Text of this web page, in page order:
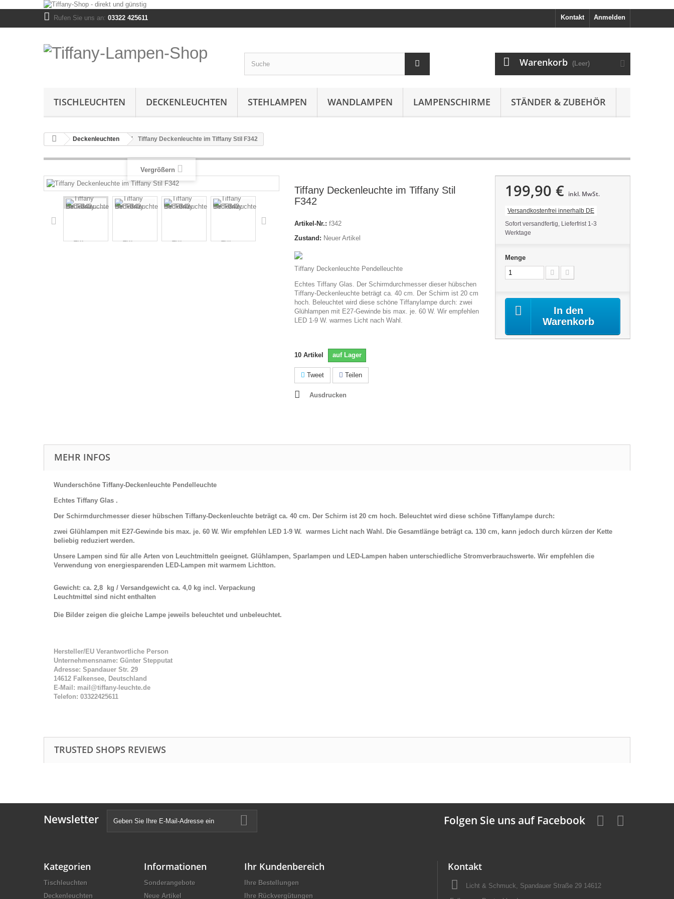
Anmelden
Kontakt
Rufen Sie uns an: 03322 425611
Warenkorb (Leer)
TISCHLEUCHTEN DECKENLEUCHTEN STEHLAMPEN WANDLAMPEN LAMPENSCHIRME STÄNDER & ZUBEHÖR
Deckenleuchten Tiffany Deckenleuchte im Tiffany Stil F342
Vergrößern
Tiffany Deckenleuchte im Tiffany Stil
F342
Artikel-Nr.: f342
Zustand: Neuer Artikel
Tiffany Deckenleuchte Pendelleuchte
Echtes Tiffany Glas. Der Schirmdurchmesser dieser hübschen
Tiffany-Deckenleuchte beträgt ca. 40 cm. Der Schirm ist 20 cm
hoch. Beleuchtet wird diese schöne Tiffanylampe durch: zwei
Glühlampen mit E27-Gewinde bis max. je. 60 W. Wir empfehlen
LED 1-9 W. warmes Licht nach Wahl.
10 Artikel auf Lager
Tweet Teilen
Ausdrucken
199,90 € inkl. MwSt.
Versandkostenfrei innerhalb DE
Sofort versandfertig, Lieferfrist 1-3
Werktage
Menge
In den
Warenkorb
MEHR INFOS
Wunderschöne Tiffany-Deckenleuchte Pendelleuchte
Echtes Tiffany Glas .
Der Schirmdurchmesser dieser hübschen Tiffany-Deckenleuchte beträgt ca. 40 cm. Der Schirm ist 20 cm hoch. Beleuchtet wird diese schöne Tiffanylampe durch:
zwei Glühlampen mit E27-Gewinde bis max. je. 60 W. Wir empfehlen LED 1-9 W. warmes Licht nach Wahl. Die Gesamtlänge beträgt ca. 130 cm, kann jedoch durch kürzen der Kette
beliebig reduziert werden.
Unsere Lampen sind für alle Arten von Leuchtmitteln geeignet. Glühlampen, Sparlampen und LED-Lampen haben unterschiedliche Stromverbrauchswerte. Wir empfehlen die
Verwendung von energiesparenden LED-Lampen mit warmem Lichtton.
Gewicht: ca. 2,8 kg / Versandgewicht ca. 4,0 kg incl. Verpackung
Leuchtmittel sind nicht enthalten
Die Bilder zeigen die gleiche Lampe jeweils beleuchtet und unbeleuchtet.
Hersteller/EU Verantwortliche Person
Unternehmensname: Günter Stepputat
Adresse: Spandauer Str. 29
14612 Falkensee, Deutschland
E-Mail: mail@tiffany-leuchte.de
Telefon: 03322425611
TRUSTED SHOPS REVIEWS
Newsletter Folgen Sie uns auf Facebook
Kategorien
Tischleuchten
Deckenleuchten
Informationen
Sonderangebote
Neue Artikel
Ihr Kundenbereich
Ihre Bestellungen
Ihre Rückvergütungen
Kontakt
Licht & Schmuck, Spandauer Straße 29 14612